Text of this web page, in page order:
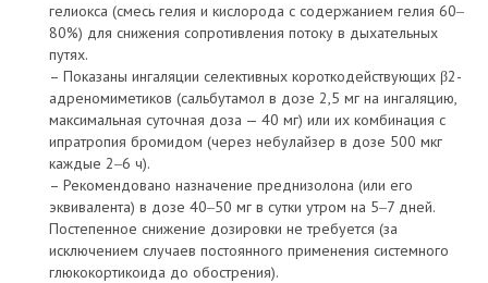
гелиокса (смесь гелия и кислорода с содержанием гелия 60‒
80%) для снижения сопротивления потоку в дыхательных
путях.
– Показаны ингаляции селективных короткодействующих β2-
адреномиметиков (сальбутамол в дозе 2,5 мг на ингаляцию,
максимальная суточная доза — 40 мг) или их комбинация с
ипратропия бромидом (через небулайзер в дозе 500 мкг
каждые 2‒6 ч).
– Рекомендовано назначение преднизолона (или его
эквивалента) в дозе 40‒50 мг в сутки утром на 5‒7 дней.
Постепенное снижение дозировки не требуется (за
исключением случаев постоянного применения системного
глюкокортикоида до обострения).